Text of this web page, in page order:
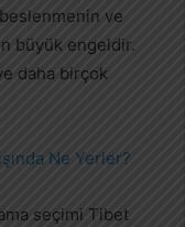
ve
büyük engeldir.
daha birçok
Ne Yerler?
seçimi Tibet